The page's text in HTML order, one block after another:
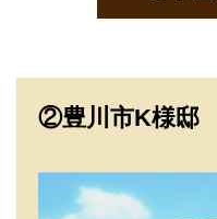
②豊川市K様邸